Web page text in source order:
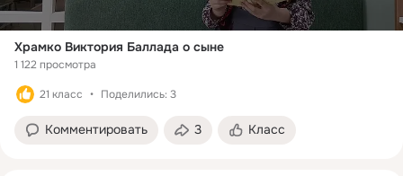
Храмко Виктория Баллада о сыне
1 122 просмотра
21 класс Поделились: 3
Комментировать 3 Класс